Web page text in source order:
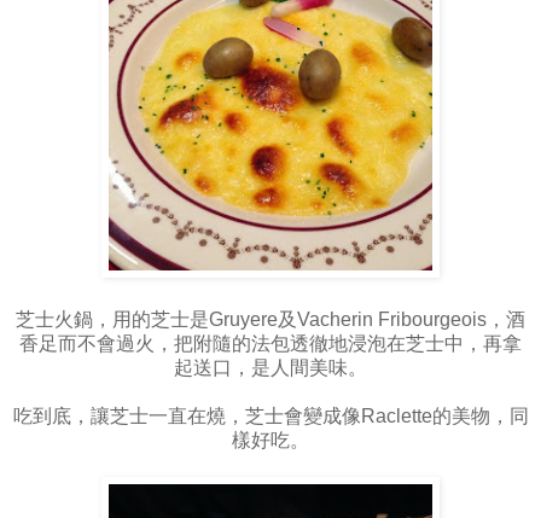
芝士火鍋，用的芝士是Gruyere及Vacherin Fribourgeois，酒
香足而不會過火，把附隨的法包透徹地浸泡在芝士中，再拿
起送口，是人間美味。
吃到底，讓芝士一直在燒，芝士會變成像Raclette的美物，同
樣好吃。